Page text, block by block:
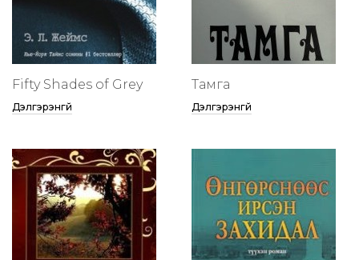
Fifty Shades of Grey
Дэлгэрэнгүй
Тамга
Дэлгэрэнгүй